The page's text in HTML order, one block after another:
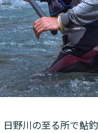
野川の至る所で鮎